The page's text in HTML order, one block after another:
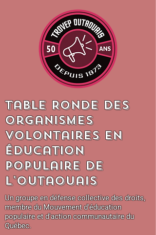
Table Ronde des
Organismes
Volontaires en
Éducation
Populaire de
l'Outaouais
Un groupe en défense collective des droits,
membre du Mouvement d'éducation
populaire et d'action communautaire du
Québec.